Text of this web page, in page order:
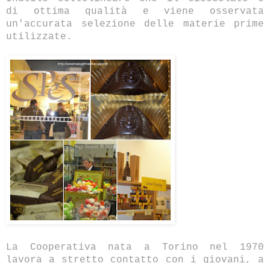
di ottima qualità e viene osservata
un'accurata selezione delle materie prime
utilizzate.
La Cooperativa nata a Torino nel 1970
lavora a stretto contatto con i giovani, a